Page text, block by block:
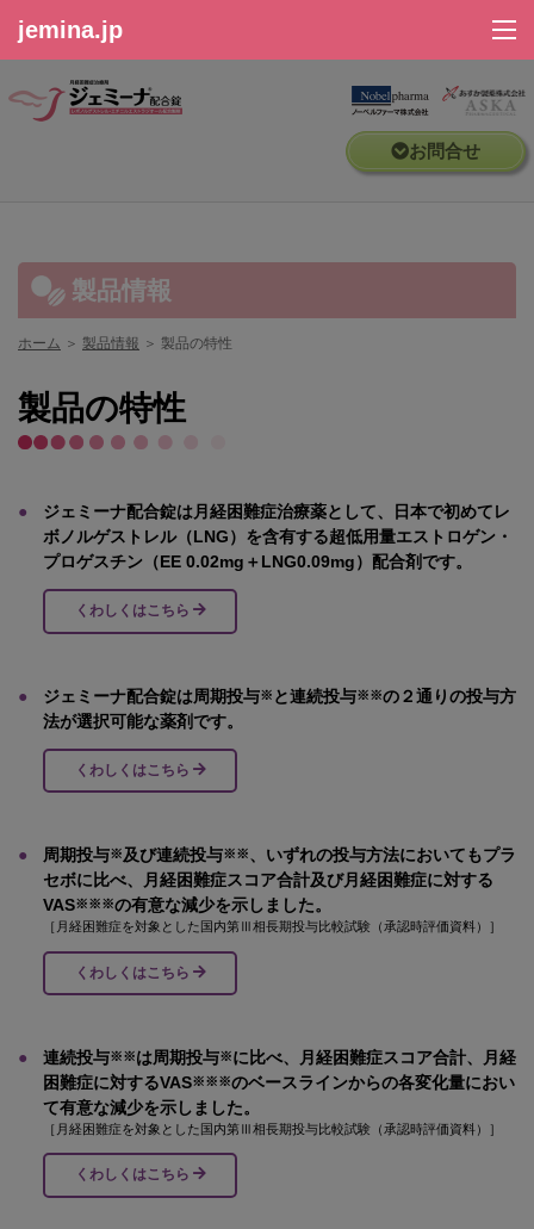
お問合せ
jemina.jp
ホーム
動画ライブラリ
Q&A
製品情報
ホーム ＞ 製品情報 ＞ 製品の特性
製品の特性
●
ジェミーナ配合錠は月経困難症治療薬として、日本で初めてレ
ボノルゲストレル（LNG）を含有する超低用量エストロゲン・
プロゲスチン（EE 0.02mg＋LNG0.09mg）配合剤です。
くわしくはこちら
● ジェミーナ配合錠は周期投与※ と連続投与※※の２通りの投与方
法が選択可能な薬剤です。
くわしくはこちら
● 周期投与※及び連続投与※※、いずれの投与方法においてもプラ
セボに比べ、月経困難症スコア合計及び月経困難症に対する
VAS※※※の有意な減少を示しました。
［月経困難症を対象とした国内第Ⅲ相長期投与比較試験（承認時評価資料）］
くわしくはこちら
● 連続投与※※は周期投与※に比べ、月経困難症スコア合計、月経
困難症に対するVAS※※※のベースラインからの各変化量におい
て有意な減少を示しました。
［月経困難症を対象とした国内第Ⅲ相長期投与比較試験（承認時評価資料）］
くわしくはこちら